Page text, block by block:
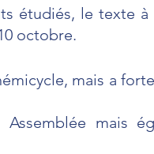
étudiés, le texte
octobre.
mais a
mais